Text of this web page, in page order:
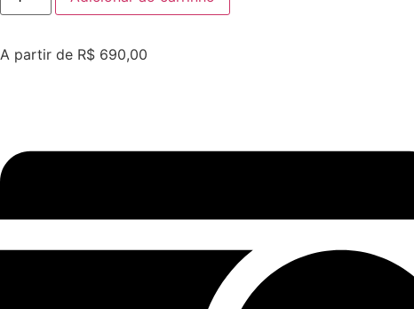
31
A partir de R$ 690,00